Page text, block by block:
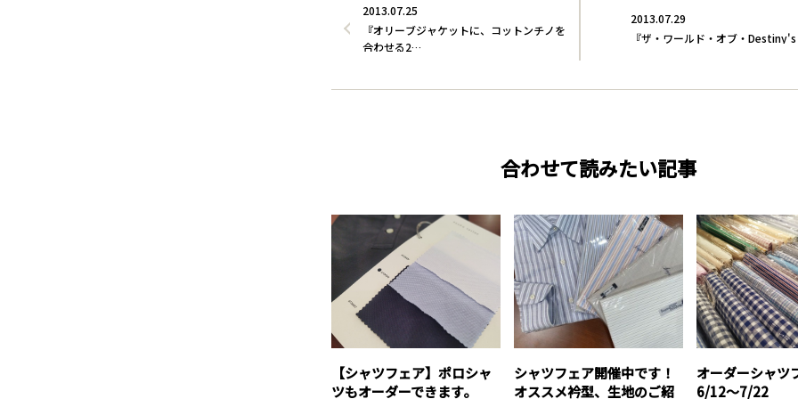
2013.07.29
『ザ・ワールド・オブ・
2013.07.25
『オリーブジャケットに、コットンチノを
合わせる2…
合わせて読みたい記事
【シャツフェア】ポロシャ
ツもオーダーできます。
シャツフェア開催中です！
オススメ衿型、生地のご紹
オーダーシャ
6/12～7/22